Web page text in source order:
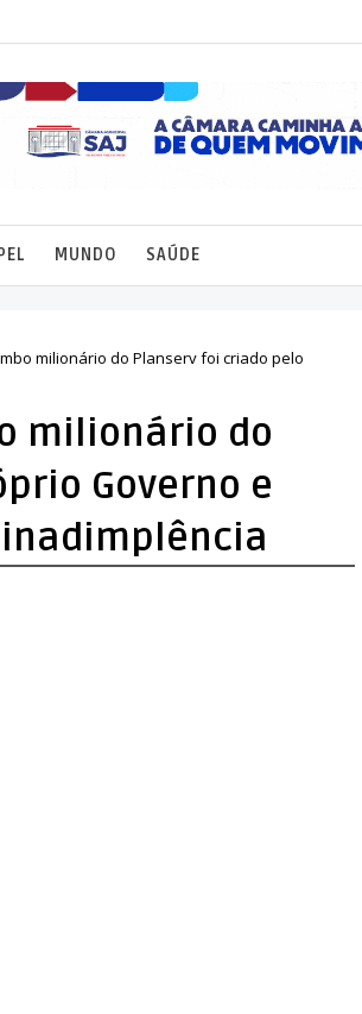
MUNDO SAÚDE
milionário do Planserv foi criado pelo
milionário do
Governo e